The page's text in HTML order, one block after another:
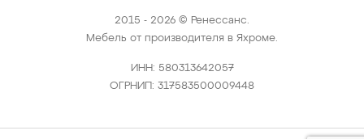
2015 - 2026 © Ренессанс.
Мебель от производителя в Яхроме.
ИНН: 580313642057
ОГРНИП: 317583500009448